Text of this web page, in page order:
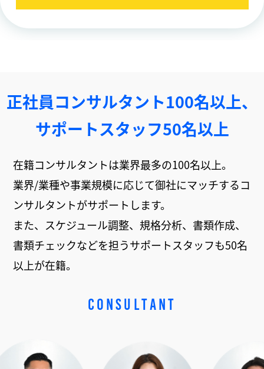
正社員コンサルタント100名以上、
サポートスタッフ50名以上
在籍コンサルタントは業界最多の100名以上。
業界/業種や事業規模に応じて御社にマッチするコ
ンサルタントがサポートします。
また、スケジュール調整、規格分析、書類作成、
書類チェックなどを担うサポートスタッフも50名
以上が在籍。
CONSULTANT